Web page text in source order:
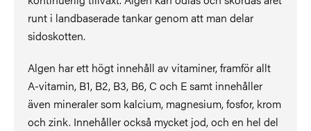
runt i landbaserade tankar genom att man delar
sidoskotten.
Algen har ett högt innehåll av vitaminer, framför allt
A-vitamin, B1, B2, B3, B6, C och E samt innehåller
även mineraler som kalcium, magnesium, fosfor, krom
och zink. Innehåller också mycket jod, och en hel del